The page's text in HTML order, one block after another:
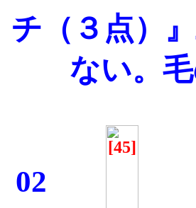
チ（３点）
ない。
02